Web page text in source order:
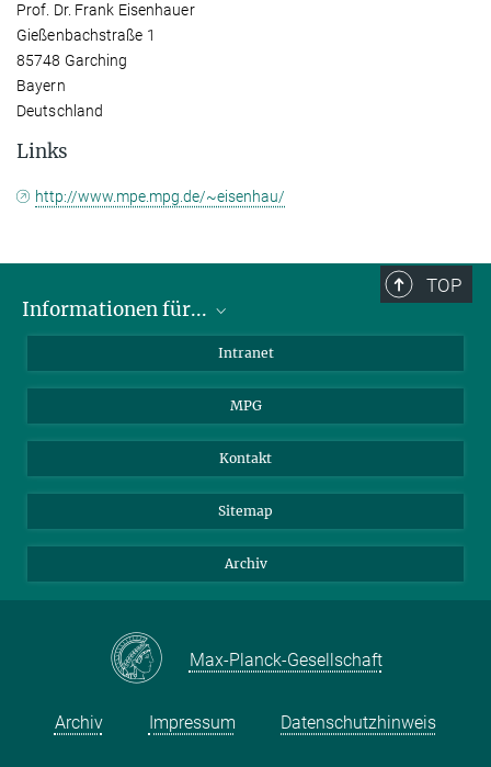
Prof. Dr. Frank Eisenhauer
Gießenbachstraße 1
85748 Garching
Bayern
Deutschland
Links
http://www.mpe.mpg.de/~eisenhau/
TOP
Informationen für...
Studenten
Journalisten
Intranet
MPG
Kontakt
Sitemap
Archiv
Max-Planck-Gesellschaft
Archiv Impressum Datenschutzhinweis